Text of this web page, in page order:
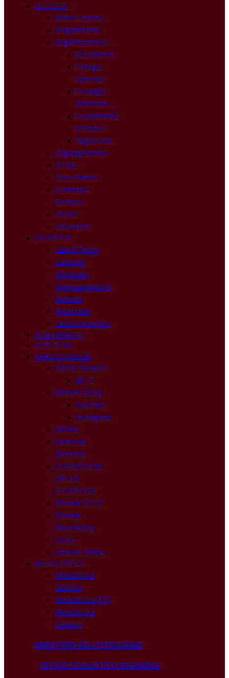
ISTITUTO
Orario Lezioni
Regolamenti
Organizzazione
Presidenza
Collegio
Docenti
Consiglio
d’Istituto
Coordinatori
di Classe
Segreteria
Organigramma
PTOF
Dove Siamo
Comitato
Genitori
Storia
Sicurezza
DIDATTICA
Libri di Testo
Curricolo
d’Istituto
Orientamento in
Entrata
Eportfolio
Centro Sportivo
RICEVIMENTO
ISCRIZIONI
SERVIZI ONLINE
Posta Docenti
@ .IT
Allende Social
Youtube
Instagram
NOIPA
Carta del
Docente
CURRICULUM
DELLO
STUDENTE
Portale PCTO
Portale
Educazione
Civica
Istanze Online
MODULISTICA
Modulistica
Genitori
Modulistica ATA
Modulistica
Docenti
MINISTERO DELL'ISTRUZIONE
UFFICIO SCOLASTICO REGIONALE